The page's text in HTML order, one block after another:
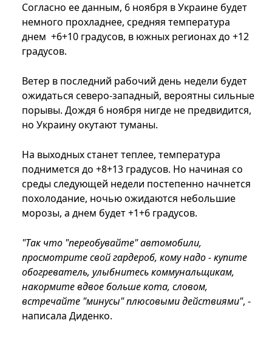
Согласно ее данным, 6 ноября в Украине будет
немного прохладнее, средняя температура
днем +6+10 градусов, в южных регионах до +12
градусов.
Ветер в последний рабочий день недели будет
ожидаться северо-западный, вероятны сильные
порывы. Дождя 6 ноября нигде не предвидится,
но Украину окутают туманы.
На выходных станет теплее, температура
поднимется до +8+13 градусов. Но начиная со
среды следующей недели постепенно начнется
похолодание, ночью ожидаются небольшие
морозы, а днем будет +1+6 градусов.
"Так что "переобувайте" автомобили,
просмотрите свой гардероб, кому надо - купите
обогреватель, улыбнитесь коммунальщикам,
накормите вдвое больше кота, словом,
встречайте "минусы" плюсовыми действиями", -
написала Диденко.